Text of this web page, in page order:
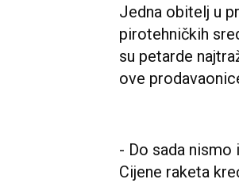
Jedna obitelj u
pirotehničkih
su petarde
ove
- Do sada
Cijene raketa